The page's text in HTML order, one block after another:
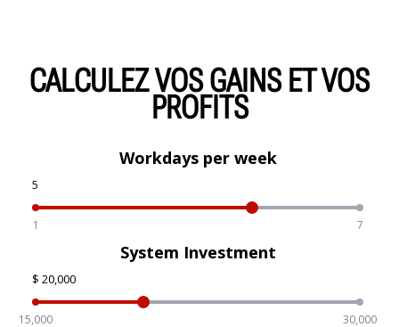
CALCULEZ VOS GAINS ET VOS
PROFITS